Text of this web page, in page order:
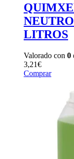
LITROS
Valorado con 0
3,21€
Comprar